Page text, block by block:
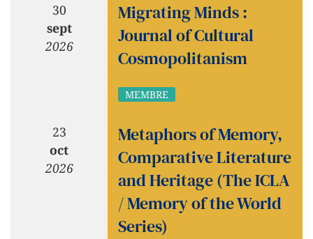
30
sept
2026
Migrating Minds :
Journal of Cultural
Cosmopolitanism
MEMBRE
23
oct
2026
Metaphors of Memory,
Comparative Literature
and Heritage (The ICLA
/ Memory of the World
Series)